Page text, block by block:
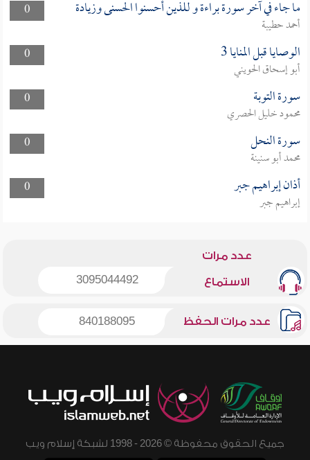
0 ما جاء في آخر سورة براءة و للذين أحسنوا الحسنى وزيادة
أحمد حطيبة
0
الوصايا قبل المنايا 3
أبو إسحاق الحويني
0
سورة التوبة
محمود خليل الحصري
0
سورة النحل
محمد أبو سنينة
0
أذان إبراهيم جبر
إبراهيم جبر
عدد مرات
الاستماع 3095044492
عدد مرات الحفظ 840188095
جميع الحقوق محفوظة © 2026 - 1998 لشبكة إسلام ويب